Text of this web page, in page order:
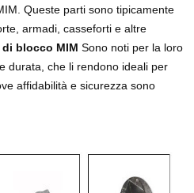
Queste parti sono tipicamente
armadi, casseforti e altre
di blocco MIM Sono noti per la loro
durata, che li rendono ideali per
affidabilità e sicurezza sono